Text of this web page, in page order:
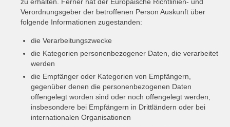
Verordnungsgeber der betroffenen Person Auskunft über
folgende Informationen zugestanden:
die Verarbeitungszwecke
die Kategorien personenbezogener Daten, die verarbeitet
werden
die Empfänger oder Kategorien von Empfängern,
gegenüber denen die personenbezogenen Daten
offengelegt worden sind oder noch offengelegt werden,
insbesondere bei Empfängern in Drittländern oder bei
internationalen Organisationen